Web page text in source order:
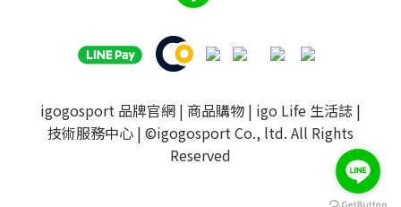
BUY NOW
igogosport 品牌官網 | 商品購物 | igo Life 生活誌 |
技術服務中心 | ©igogosport Co., ltd. All Rights
Reserved